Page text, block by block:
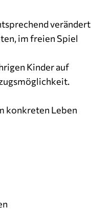
verändert
im freien Spiel
Kinder auf
konkreten Leben